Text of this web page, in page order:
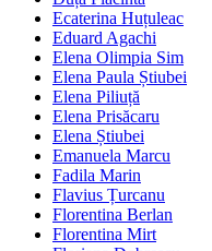
Ecaterina Huțuleac
Eduard Agachi
Elena Olimpia Sim
Elena Paula Știubei
Elena Piliuță
Elena Prisăcaru
Elena Știubei
Emanuela Marcu
Fadila Marin
Flavius Țurcanu
Florentina Berlan
Florentina Mirt